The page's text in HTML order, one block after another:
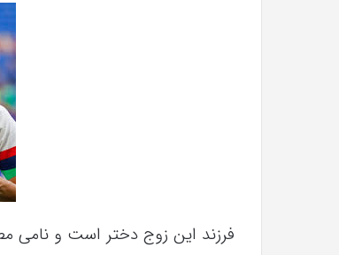
فرزند این زوج دختر است و نامی
رابطه جنسی این دختر با